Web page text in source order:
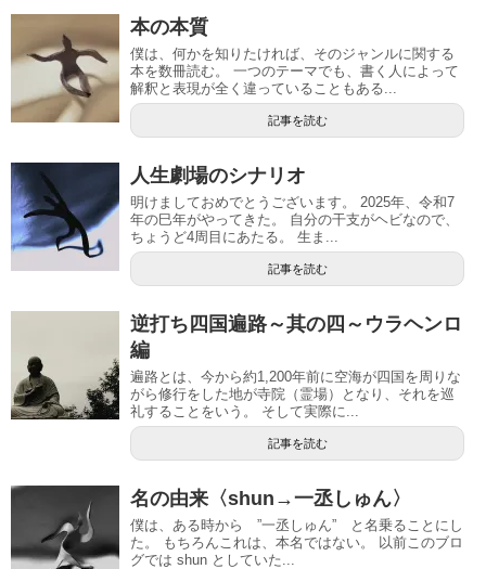
本の本質
僕は、何かを知りたければ、そのジャンルに関する
本を数冊読む。 一つのテーマでも、書く人によって
解釈と表現が全く違っていることもある...
記事を読む
人生劇場のシナリオ
明けましておめでとうございます。 2025年、令和7
年の巳年がやってきた。 自分の干支がヘビなので、
ちょうど4周目にあたる。 生ま...
記事を読む
逆打ち四国遍路～其の四～ウラヘンロ
編
遍路とは、今から約1,200年前に空海が四国を周りな
がら修行をした地が寺院（霊場）となり、それを巡
礼することをいう。 そして実際に...
記事を読む
名の由来〈shun→一丞しゅん〉
僕は、ある時から ”一丞しゅん” と名乗ることにし
た。 もちろんこれは、本名ではない。 以前このブロ
グでは shun としていた...